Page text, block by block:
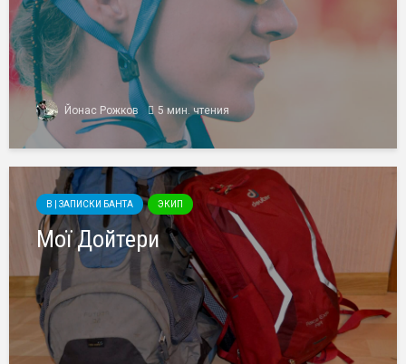
Йонас Рожков 5 мин. чтения
B | ЗАПИСКИ БАНТА ЭКИП
Мої Дойтери